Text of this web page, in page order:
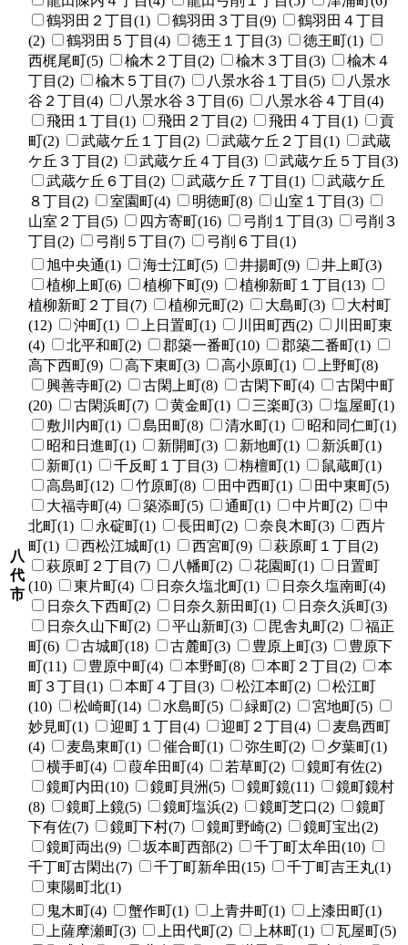
鶴羽田２丁目(1)
鶴羽田３丁目(9)
鶴羽田４丁目
(2)
鶴羽田５丁目(4) 徳王１丁目(3)
徳王町(1)
西梶尾町(5)
楡木２丁目(2) 楡木３丁目(3)
楡木４
丁目(2)
楡木５丁目(7) 八景水谷１丁目(5)
八景水
谷２丁目(4)
八景水谷３丁目(6)
八景水谷４丁目(4)
飛田１丁目(1)
飛田２丁目(2) 飛田４丁目(1)
貢
町(2)
武蔵ケ丘１丁目(2) 武蔵ケ丘２丁目(1)
武蔵
ケ丘３丁目(2)
武蔵ケ丘４丁目(3)
武蔵ケ丘５丁目(3)
武蔵ケ丘６丁目(2)
武蔵ケ丘７丁目(1)
武蔵ケ丘
８丁目(2)
室園町(4) 明徳町(8)
山室１丁目(3)
山室２丁目(5)
四方寄町(16) 弓削１丁目(3)
弓削３
丁目(2)
弓削５丁目(7) 弓削６丁目(1)
八
代
市
旭中央通(1) 海士江町(5) 井揚町(9)
井上町(3)
植柳上町(6)
植柳下町(9)
植柳新町１丁目(13)
植柳新町２丁目(7)
植柳元町(2) 大島町(3)
大村町
(12)
沖町(1) 上日置町(1) 川田町西(2)
川田町東
(4)
北平和町(2) 郡築一番町(10)
郡築二番町(1)
高下西町(9)
高下東町(3) 高小原町(1)
上野町(8)
興善寺町(2)
古閑上町(8) 古閑下町(4)
古閑中町
(20)
古閑浜町(7) 黄金町(1) 三楽町(3)
塩屋町(1)
敷川内町(1)
島田町(8) 清水町(1)
昭和同仁町(1)
昭和日進町(1)
新開町(3) 新地町(1)
新浜町(1)
新町(1)
千反町１丁目(3) 栴檀町(1)
鼠蔵町(1)
高島町(12)
竹原町(8) 田中西町(1)
田中東町(5)
大福寺町(4)
築添町(5) 通町(1) 中片町(2)
中
北町(1)
永碇町(1) 長田町(2) 奈良木町(3)
西片
町(1)
西松江城町(1) 西宮町(9)
萩原町１丁目(2)
萩原町２丁目(7)
八幡町(2) 花園町(1)
日置町
(10)
東片町(4) 日奈久塩北町(1)
日奈久塩南町(4)
日奈久下西町(2)
日奈久新田町(1)
日奈久浜町(3)
日奈久山下町(2)
平山新町(3) 毘舎丸町(2)
福正
町(6)
古城町(18) 古麓町(3) 豊原上町(3)
豊原下
町(11)
豊原中町(4) 本野町(8) 本町２丁目(2)
本
町３丁目(1)
本町４丁目(3) 松江本町(2)
松江町
(10)
松崎町(14) 水島町(5) 緑町(2)
宮地町(5)
妙見町(1)
迎町１丁目(4) 迎町２丁目(4)
麦島西町
(4)
麦島東町(1) 催合町(1) 弥生町(2)
夕葉町(1)
横手町(4)
葭牟田町(4) 若草町(2)
鏡町有佐(2)
鏡町内田(10)
鏡町貝洲(5) 鏡町鏡(11)
鏡町鏡村
(8)
鏡町上鏡(5) 鏡町塩浜(2) 鏡町芝口(2)
鏡町
下有佐(7)
鏡町下村(7) 鏡町野崎(2)
鏡町宝出(2)
鏡町両出(9)
坂本町西部(2)
千丁町太牟田(10)
千丁町古閑出(7)
千丁町新牟田(15)
千丁町吉王丸(1)
東陽町北(1)
鬼木町(4) 蟹作町(1) 上青井町(1)
上漆田町(1)
上薩摩瀬町(3)
上田代町(2) 上林町(1)
瓦屋町(5)